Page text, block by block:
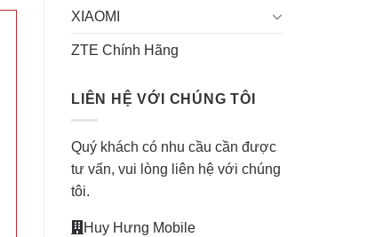
XIAOMI
ZTE Chính Hãng
LIÊN HỆ VỚI CHÚNG TÔI
Quý khách có nhu cầu cần được
tư vấn, vui lòng liên hệ với chúng
tôi.
Huy Hưng Mobile